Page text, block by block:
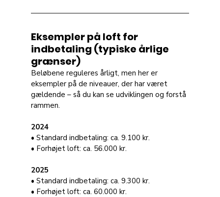
Eksempler på loft for
indbetaling (typiske årlige
grænser)
Beløbene reguleres årligt, men her er
eksempler på de niveauer, der har været
gældende – så du kan se udviklingen og forstå
rammen.
2024
• Standard indbetaling: ca. 9.100 kr.
• Forhøjet loft: ca. 56.000 kr.
2025
• Standard indbetaling: ca. 9.300 kr.
• Forhøjet loft: ca. 60.000 kr.